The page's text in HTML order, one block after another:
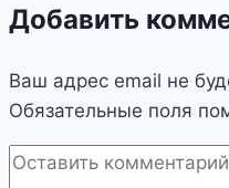
Добавить
Ваш адрес email не
Обязательные поля